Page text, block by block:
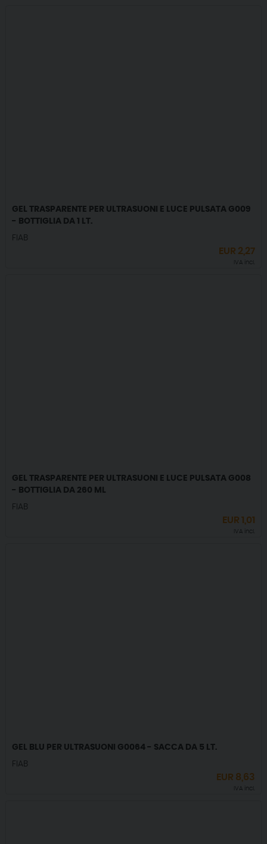
GEL TRASPARENTE PER ULTRASUONI E LUCE PULSATA G009
- BOTTIGLIA DA 1 LT.
FIAB
EUR 2,27
IVA incl.
GEL TRASPARENTE PER ULTRASUONI E LUCE PULSATA G008
- BOTTIGLIA DA 260 ML
FIAB
EUR1,01
IVA incl.
GEL BLU PER ULTRASUONI G0064 - SACCA DA 5 LT.
FIAB
EUR 8,63
IVA incl.